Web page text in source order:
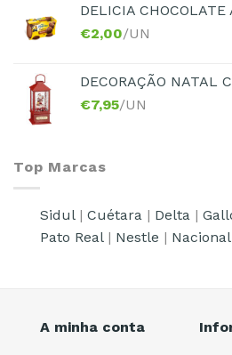
DELICIA CHOCOLATE
€2,00/UN
DECORAÇÃO NATAL
€7,95/UN
Top Marcas
Sidul| Cuétara | Delta |
Pato Real| Nestle | Nacional
A minha conta